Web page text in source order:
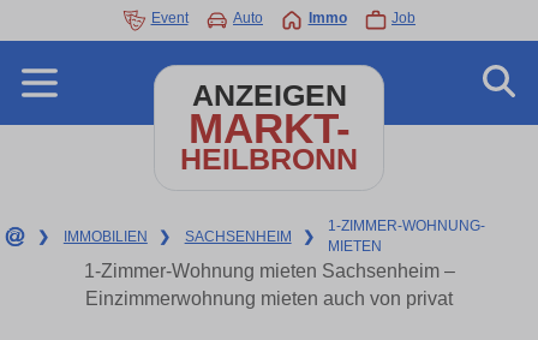
Event Auto Immo Job
ANZEIGEN
MARKT-
HEILBRONN
❯ IMMOBILIEN ❯ SACHSENHEIM ❯
1-ZIMMER-WOHNUNG-
MIETEN
1-Zimmer-Wohnung mieten Sachsenheim –
Einzimmerwohnung mieten auch von privat